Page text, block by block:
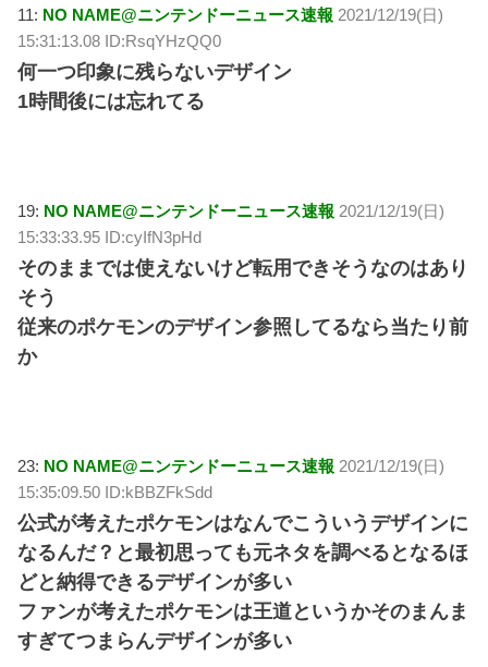
11: NO NAME@ニンテンドーニュース速報 2021/12/19(日)
15:31:13.08 ID:RsqYHzQQ0
何一つ印象に残らないデザイン
1時間後には忘れてる
19: NO NAME@ニンテンドーニュース速報 2021/12/19(日)
15:33:33.95 ID:cyIfN3pHd
そのままでは使えないけど転用できそうなのはあり
そう
従来のポケモンのデザイン参照してるなら当たり前
か
23: NO NAME@ニンテンドーニュース速報 2021/12/19(日)
15:35:09.50 ID:kBBZFkSdd
公式が考えたポケモンはなんでこういうデザインに
なるんだ？と最初思っても元ネタを調べるとなるほ
どと納得できるデザインが多い
ファンが考えたポケモンは王道というかそのまんま
すぎてつまらんデザインが多い